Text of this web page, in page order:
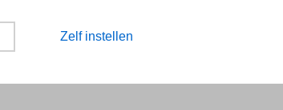
Zelf instellen